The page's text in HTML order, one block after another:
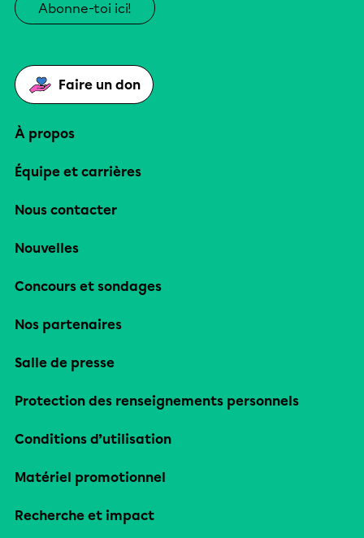
Abonne-toi ici!
Faire un don
À propos
Équipe et carrières
Nous contacter
Nouvelles
Concours et sondages
Nos partenaires
Salle de presse
Protection des renseignements personnels
Conditions d’utilisation
Matériel promotionnel
Recherche et impact